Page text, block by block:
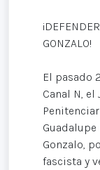
GONZALO!
El pasado
Canal N,
Gonzalo,
fascista y